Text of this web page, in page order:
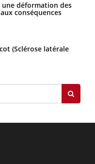
une déformation des
conséquences
(Sclérose latérale